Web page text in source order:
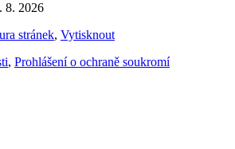
8. 2026
stránek, Vytisknout
, Prohlášení o ochraně soukromí